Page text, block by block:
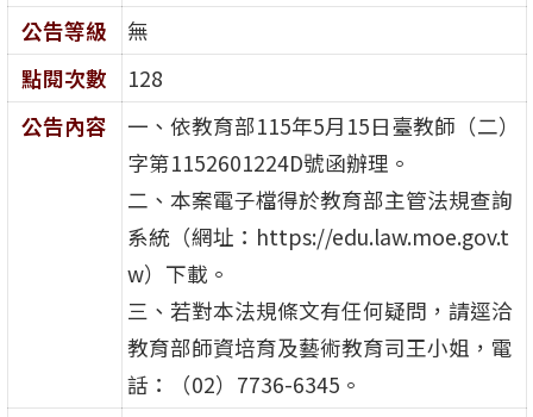
公告等級
無
點閱次數
128
公告內容
一、依教育部115年5月15日臺教師（二）
字第1152601224D號函辦理。
二、本案電子檔得於教育部主管法規查詢
系統（網址：https://edu.law.moe.gov.t
w）下載。
三、若對本法規條文有任何疑問，請逕洽
教育部師資培育及藝術教育司王小姐，電
話：（02）7736-6345。